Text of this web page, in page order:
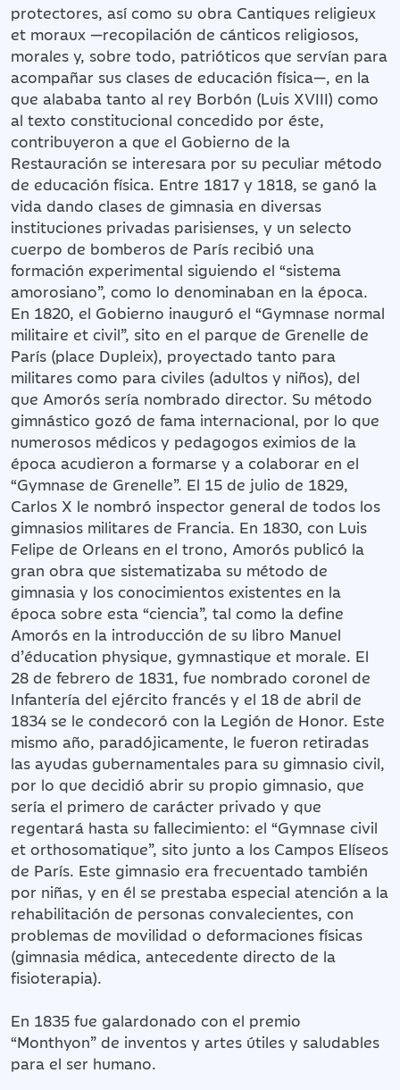
protectores, así como su obra Cantiques religieux
et moraux —recopilación de cánticos religiosos,
morales y, sobre todo, patrióticos que servían para
acompañar sus clases de educación física—, en la
que alababa tanto al rey Borbón (Luis XVIII) como
al texto constitucional concedido por éste,
contribuyeron a que el Gobierno de la
Restauración se interesara por su peculiar método
de educación física. Entre 1817 y 1818, se ganó la
vida dando clases de gimnasia en diversas
instituciones privadas parisienses, y un selecto
cuerpo de bomberos de París recibió una
formación experimental siguiendo el “sistema
amorosiano”, como lo denominaban en la época.
En 1820, el Gobierno inauguró el “Gymnase normal
militaire et civil”, sito en el parque de Grenelle de
París (place Dupleix), proyectado tanto para
militares como para civiles (adultos y niños), del
que Amorós sería nombrado director. Su método
gimnástico gozó de fama internacional, por lo que
numerosos médicos y pedagogos eximios de la
época acudieron a formarse y a colaborar en el
“Gymnase de Grenelle”. El 15 de julio de 1829,
Carlos X le nombró inspector general de todos los
gimnasios militares de Francia. En 1830, con Luis
Felipe de Orleans en el trono, Amorós publicó la
gran obra que sistematizaba su método de
gimnasia y los conocimientos existentes en la
época sobre esta “ciencia”, tal como la define
Amorós en la introducción de su libro Manuel
d’éducation physique, gymnastique et morale. El
28 de febrero de 1831, fue nombrado coronel de
Infantería del ejército francés y el 18 de abril de
1834 se le condecoró con la Legión de Honor. Este
mismo año, paradójicamente, le fueron retiradas
las ayudas gubernamentales para su gimnasio civil,
por lo que decidió abrir su propio gimnasio, que
sería el primero de carácter privado y que
regentará hasta su fallecimiento: el “Gymnase civil
et orthosomatique”, sito junto a los Campos Elíseos
de París. Este gimnasio era frecuentado también
por niñas, y en él se prestaba especial atención a la
rehabilitación de personas convalecientes, con
problemas de movilidad o deformaciones físicas
(gimnasia médica, antecedente directo de la
fisioterapia).
En 1835 fue galardonado con el premio
“Monthyon” de inventos y artes útiles y saludables
para el ser humano.